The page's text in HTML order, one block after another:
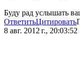
Буду рад услышать
ОтветитьЦитировать
8 авг. 2012 г., 20:03:52